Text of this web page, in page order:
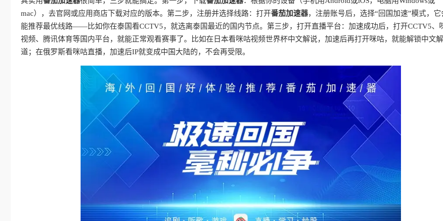
mac），去官网或应用商店下载对应的版本。第二步，注册并选择线路：打开番茄加速器，注册账号后，选择“回国加速”模式，它
能推荐最优线路——比如你在泰国看CCTV5，就选离泰国最近的国内节点。第三步，打开直播平台：加速成功后，打开CCTV5、
视频、腾讯体育等国内平台，就能正常观看赛事了。比如在日本看咪咕视频世界杯中文解说，加速后再打开咪咕，就能解锁中文
道；在俄罗斯看咪咕直播，加速后IP就变成中国大陆的，不会再受限。